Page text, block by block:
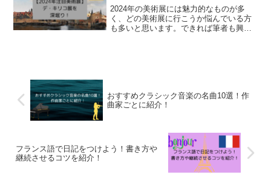
2024年の美術展には魅力的なものが多
く、どの美術展に行こうか悩んでいる方
も多いと思います。できれば筆者も興味
おすすめクラシック音楽の名曲10選！作
曲家ごとに紹介！
フランス語で日記をつけよう！書き方や
継続させるコツを紹介！